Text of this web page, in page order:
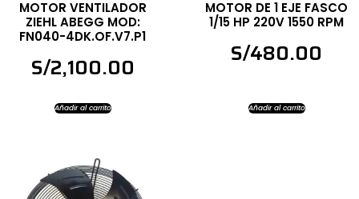
MOTOR VENTILADOR
ZIEHL ABEGG MOD:
FN040-4DK.OF.V7.P1
S/2,100.00
Añadir al carrito
MOTOR DE 1 EJE FASCO
1/15 HP 220V 1550 RPM
S/480.00
Añadir al carrito